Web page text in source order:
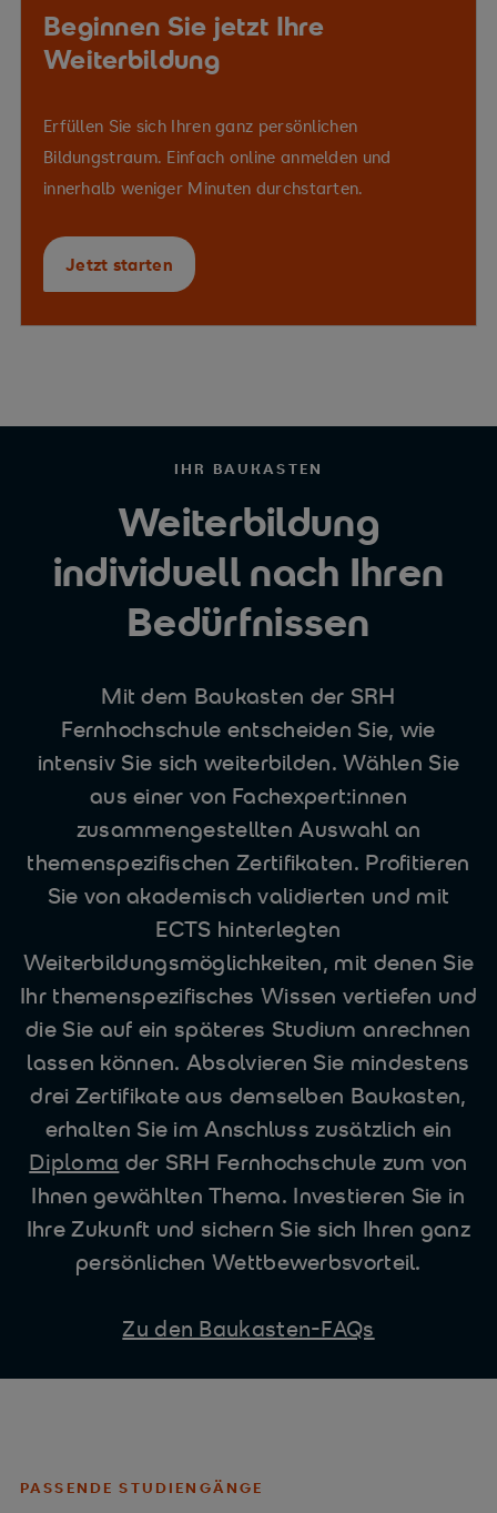
Beginnen Sie jetzt Ihre
Weiterbildung
Erfüllen Sie sich Ihren ganz persönlichen
Bildungstraum. Einfach online anmelden und
innerhalb weniger Minuten durchstarten.
Jetzt starten
IHR BAUKASTEN
Weiterbildung
individuell nach Ihren
Bedürfnissen
Mit dem Baukasten der SRH
Fernhochschule entscheiden Sie, wie
intensiv Sie sich weiterbilden. Wählen Sie
aus einer von Fachexpert:innen
zusammengestellten Auswahl an
themenspezifischen Zertifikaten. Profitieren
Sie von akademisch validierten und mit
ECTS hinterlegten
Weiterbildungsmöglichkeiten, mit denen Sie
Ihr themenspezifisches Wissen vertiefen und
die Sie auf ein späteres Studium anrechnen
lassen können. Absolvieren Sie mindestens
drei Zertifikate aus demselben Baukasten,
erhalten Sie im Anschluss zusätzlich ein
Diploma der SRH Fernhochschule zum von
Ihnen gewählten Thema. Investieren Sie in
Ihre Zukunft und sichern Sie sich Ihren ganz
persönlichen Wettbewerbsvorteil.
Zu den Baukasten-FAQs
PASSENDE STUDIENGÄNGE